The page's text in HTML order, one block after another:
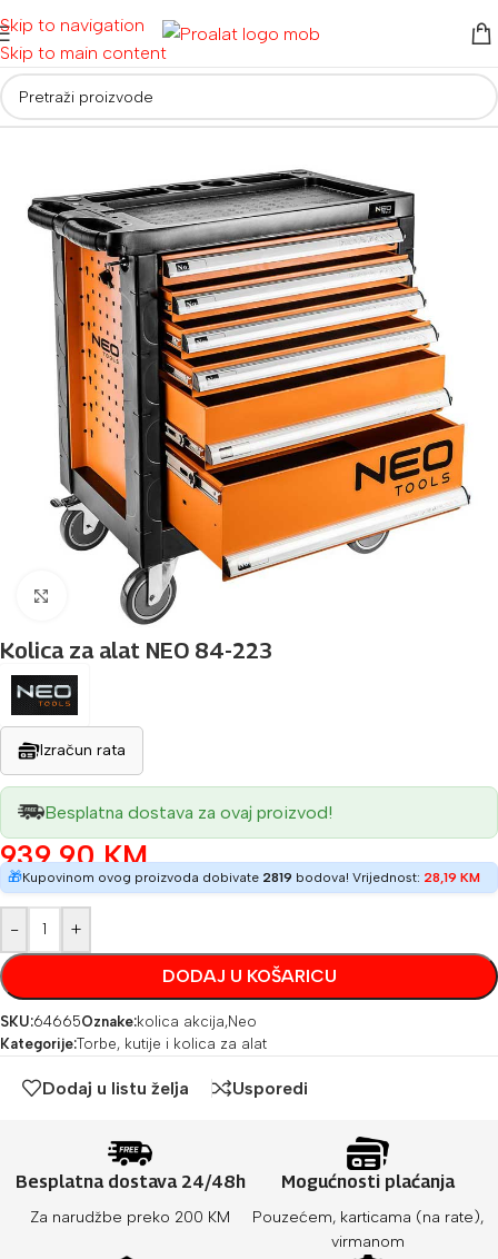
Skip to navigation
Skip to main content
Početna/ Ručni alati i oprema
Povećaj sliku
Kolica za alat NEO 84-223
Izračun rata
Besplatna dostava za ovaj proizvod!
939,90KM
🎁Kupovinom ovog proizvoda dobivate 2819 bodova! Vrijednost: 28,19 KM
- +
DODAJ U KOŠARICU
SKU:64665Oznake:kolica akcija,Neo
Kategorije:Torbe, kutije i kolica za alat
Dodaj u listu želja Usporedi
Besplatna dostava 24/48h
Za narudžbe preko 200 KM
Mogućnosti plaćanja
Pouzećem, karticama (na rate),
virmanom